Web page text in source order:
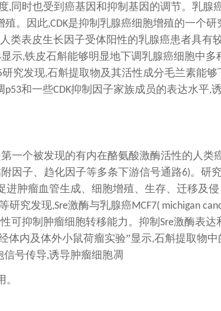
, 同时也受到癌基因和抑制基因的调节。乳腺
殖。因此,CDK是抑制乳腺癌细胞增殖的一个研
类表皮生长因子受体阳性的乳腺癌患者具有
显示,铁皮石斛能够明显地下调乳腺癌细胞中多
研究发现,石斛提取物及其活性成分毛兰素能够
p53和一些CDK抑制因子家族成员的表达水平,诱
一个被发现的有内在酪氨酸激酶活性的人类
因子、趋化因子等多条下游信号通路6)。研
进肿瘤血管生成、细胞增殖、生存、迁移及侵
研究发现,Sre激酶与乳腺癌MCF7( michigan
可抑制肿瘤细胞转移能力。抑制 Sre激酶表达
体内及体外小鼠荷瘤实验”显示,石斛提取物中
信号传导,诱导肿瘤细胞凋